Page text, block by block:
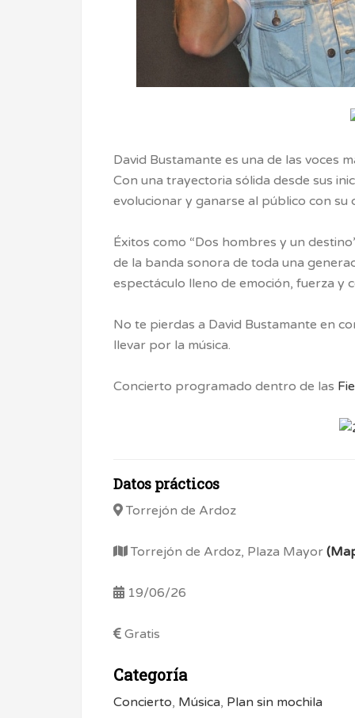
David Bustamante es una de las voces
Con una trayectoria sólida desde sus
evolucionar y ganarse al público con su
Éxitos como “Dos hombres y un
de la banda sonora de toda una
espectáculo lleno de emoción, fuerza y
No te pierdas a David Bustamante en
llevar por la música.
Concierto programado dentro de las
Datos prácticos
Torrejón de Ardoz
Torrejón de Ardoz, Plaza Mayor
19/06/26
Gratis
Categoría
Concierto, Música, Plan sin mochila